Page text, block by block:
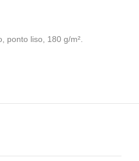
ponto liso, 180 g/m².